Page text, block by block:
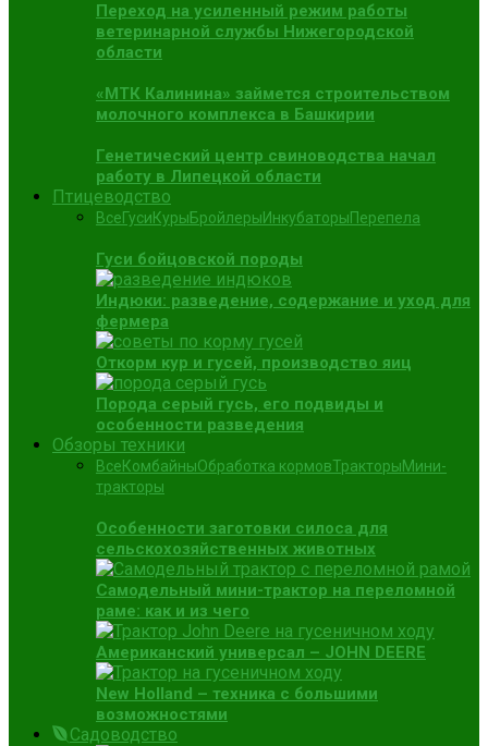
Переход на усиленный режим работы
ветеринарной службы Нижегородской
области
«МТК Калинина» займется строительством
молочного комплекса в Башкирии
Генетический центр свиноводства начал
работу в Липецкой области
Птицеводство
ВсеГусиКурыБройлерыИнкубаторыПерепела
Гуси бойцовской породы
Индюки: разведение, содержание и уход для
фермера
Откорм кур и гусей, производство яиц
Порода серый гусь, его подвиды и
особенности разведения
Обзоры техники
ВсеКомбайныОбработка кормовТракторыМини-
тракторы
Особенности заготовки силоса для
сельскохозяйственных животных
Самодельный мини-трактор на переломной
раме: как и из чего
Американский универсал – JOHN DEERE
New Holland – техника с большими
возможностями
Садоводство